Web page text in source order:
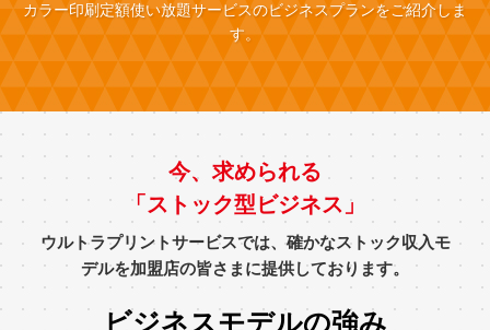
カラー印刷定額使い放題サービスのビジネスプランをご紹介しま
す。
今、求められる
「ストック型ビジネス」
ウルトラプリントサービスでは、確かなストック収入モ
デルを加盟店の皆さまに提供しております。
ビジネスモデルの強み